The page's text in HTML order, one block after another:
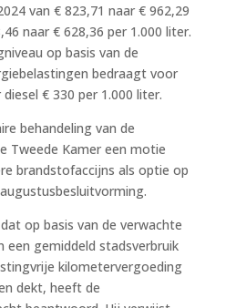
van € 823,71 naar € 962,29
naar € 628,36 per 1.000 liter.
op basis van de
bedraagt voor
€ 330 per 1.000 liter.
behandeling van de
Tweede Kamer een motie
brandstofaccijns als optie op
op basis van de verwachte
een gemiddeld stadsverbruik
kilometervergoeding
dekt, heeft de